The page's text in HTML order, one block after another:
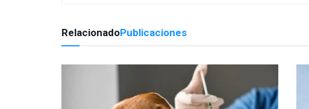
RelacionadoPublicaciones